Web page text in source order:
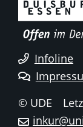
Infoline
© UDE